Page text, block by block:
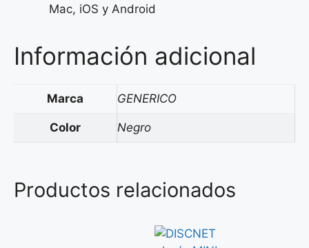
Mac, iOS y Android
Información adicional
Marca GENERICO
Color Negro
Productos relacionados